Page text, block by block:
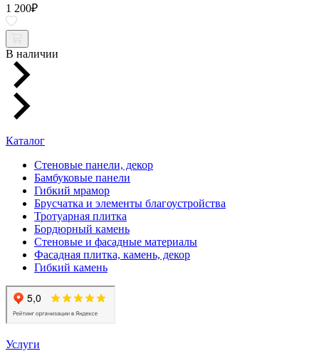
1 200₽
В наличии
Каталог
Стеновые панели, декор
Бамбуковые панели
Гибкий мрамор
Брусчатка и элементы благоустройства
Тротуарная плитка
Бордюрный камень
Стеновые и фасадные материалы
Фасадная плитка, камень, декор
Гибкий камень
Услуги